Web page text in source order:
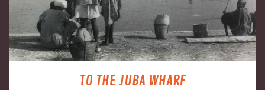
TO THE JUBA WHARF